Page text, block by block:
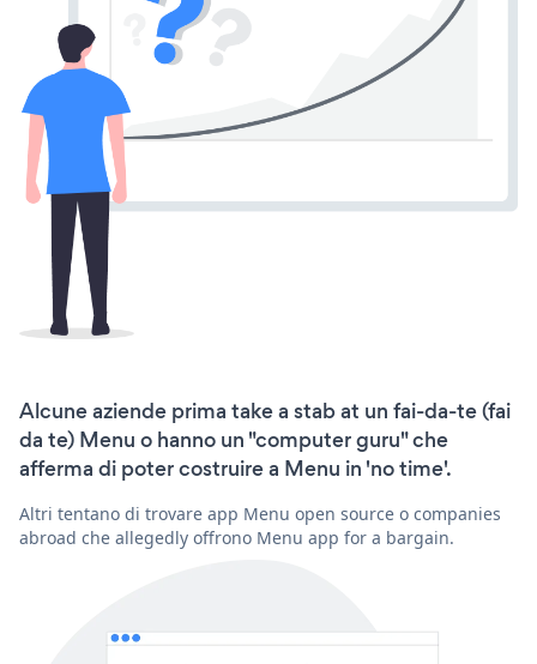
Alcune aziende prima take a stab at un fai-da-te (fai
da te) Menu o hanno un "computer guru" che
afferma di poter costruire a Menu in 'no time'.
Altri tentano di trovare app Menu open source o companies
abroad che allegedly offrono Menu app for a bargain.